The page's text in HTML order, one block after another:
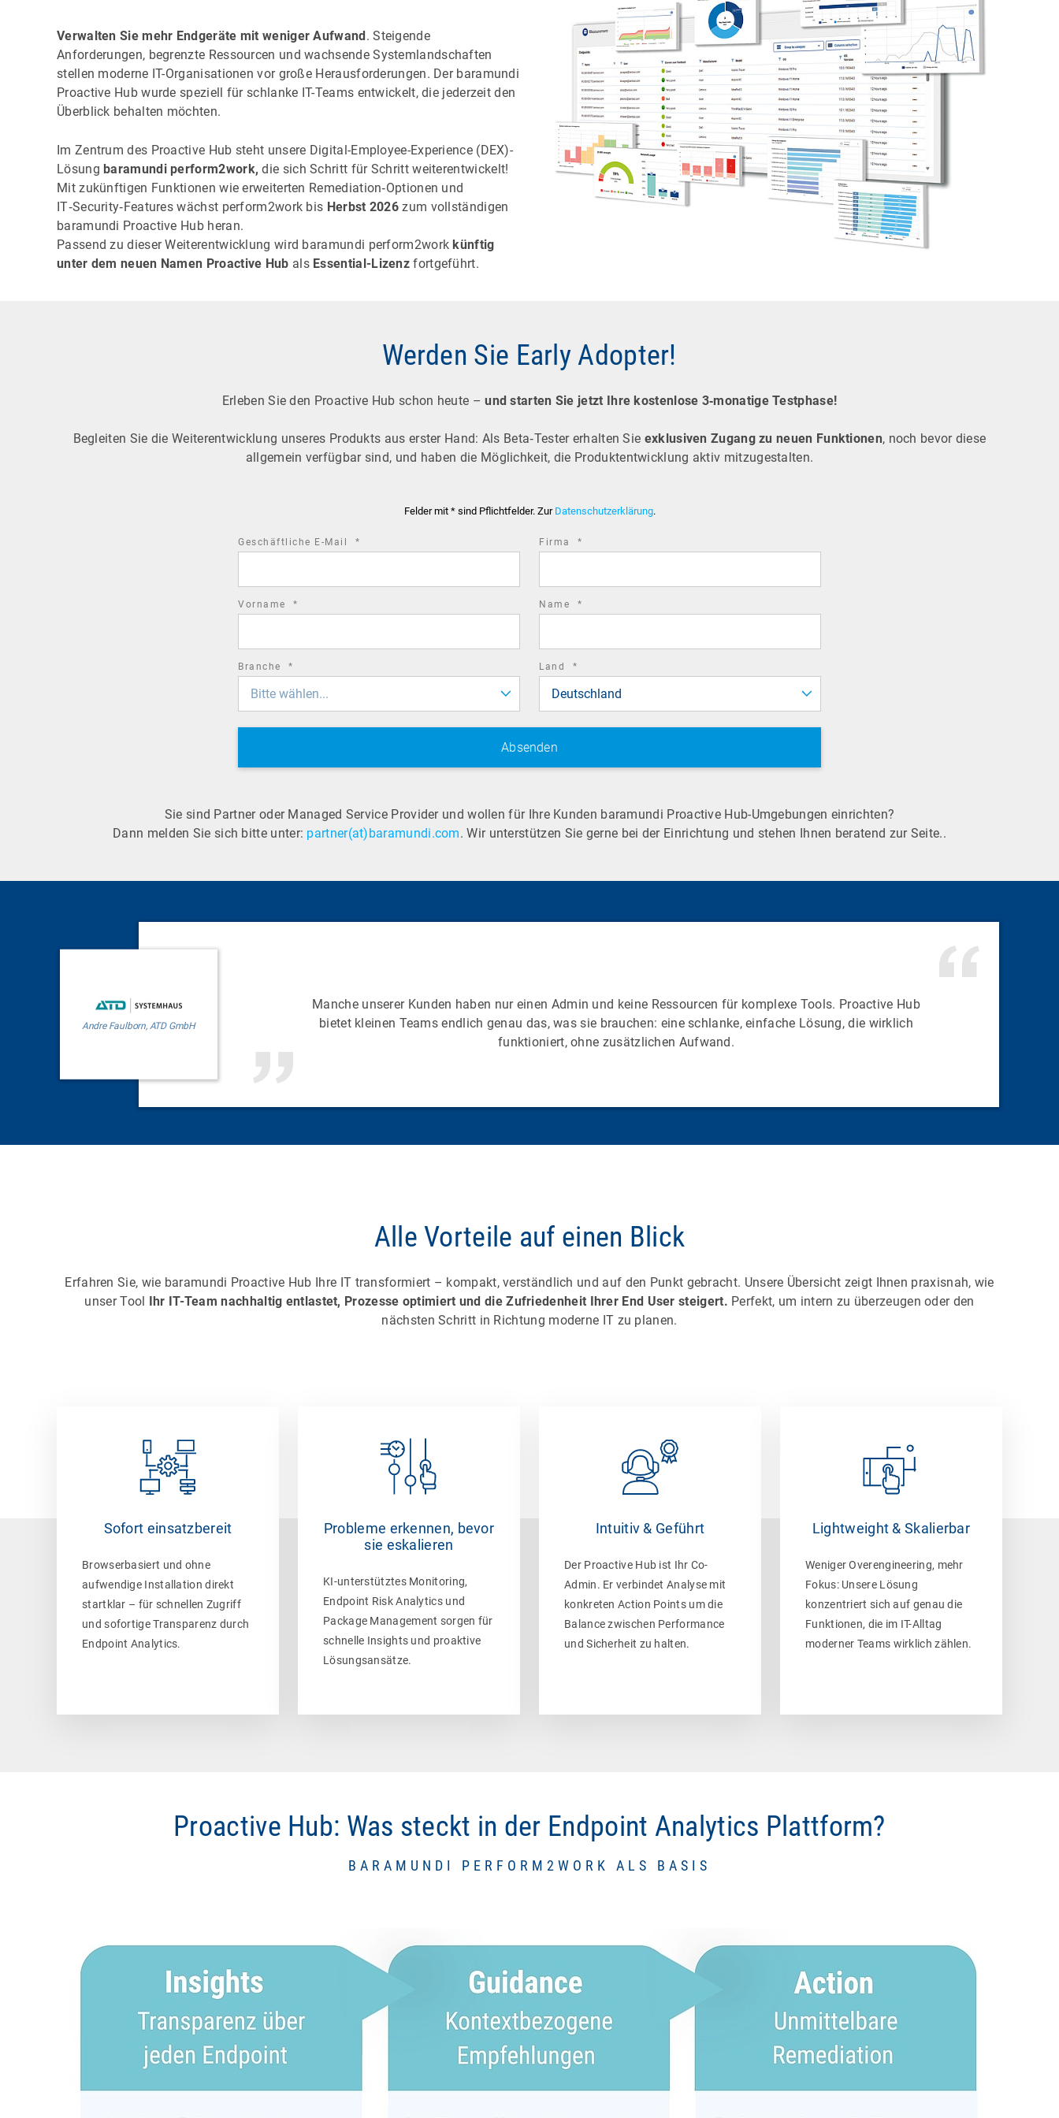
Verwalten Sie mehr Endgeräte mit weniger Aufwand. Steigende
Anforderungen, begrenzte Ressourcen und wachsende Systemlandschaften
stellen moderne IT-Organisationen vor große Herausforderungen. Der baramundi
Proactive Hub wurde speziell für schlanke IT-Teams entwickelt, die jederzeit den
Überblick behalten möchten.
Im Zentrum des Proactive Hub steht unsere Digital-Employee-Experience (DEX)-
Lösung baramundi perform2work, die sich Schritt für Schritt weiterentwickelt!
Mit zukünftigen Funktionen wie erweiterten Remediation‑Optionen und
IT‑Security‑Features wächst perform2work bis Herbst 2026 zum vollständigen
baramundi Proactive Hub heran.
Passend zu dieser Weiterentwicklung wird baramundi perform2work künftig
unter dem neuen Namen Proactive Hub als Essential-Lizenz fortgeführt.
Werden Sie Early Adopter!
Erleben Sie den Proactive Hub schon heute –und starten Sie jetzt Ihre kostenlose 3‑monatige Testphase!
Begleiten Sie die Weiterentwicklung unseres Produkts aus erster Hand: Als Beta‑Tester erhalten Sie exklusiven Zugang zu neuen Funktionen, noch bevor diese
allgemein verfügbar sind, und haben die Möglichkeit, die Produktentwicklung aktiv mitzugestalten.
Felder mit * sind Pflichtfelder. Zur Datenschutzerklärung.
Geschäftliche E-Mail * Firma *
Vorname * Name *
Branche *
Bitte wählen...
Land *
Deutschland
Sie sind Partner oder Managed Service Provider und wollen für Ihre Kunden baramundi Proactive Hub-Umgebungen einrichten?
Dann melden Sie sich bitte unter: partner(at)baramundi.com. Wir unterstützen Sie gerne bei der Einrichtung und stehen Ihnen beratend zur Seite..
Manche unserer Kunden haben nur einen Admin und keine Ressourcen für komplexe Tools. Proactive Hub
bietet kleinen Teams endlich genau das, was sie brauchen: eine schlanke, einfache Lösung, die wirklich
funktioniert, ohne zusätzlichen Aufwand.
Andre Faulborn, ATD GmbH
Alle Vorteile auf einen Blick
Erfahren Sie, wie baramundi Proactive Hub Ihre IT transformiert – kompakt, verständlich und auf den Punkt gebracht. Unsere Übersicht zeigt Ihnen praxisnah, wie
unser Tool Ihr IT-Team nachhaltig entlastet, Prozesse optimiert und die Zufriedenheit Ihrer End User steigert. Perfekt, um intern zu überzeugen oder den
nächsten Schritt in Richtung moderne IT zu planen.
Sofort einsatzbereit
Browserbasiert und ohne
aufwendige Installation direkt
startklar – für schnellen Zugriff
und sofortige Transparenz durch
Endpoint Analytics.
Probleme erkennen, bevor
sie eskalieren
KI-unterstütztes Monitoring,
Endpoint Risk Analytics und
Package Management sorgen für
schnelle Insights und proaktive
Lösungsansätze.
Intuitiv & Geführt
Der Proactive Hub ist Ihr Co-
Admin. Er verbindet Analyse mit
konkreten Action Points um die
Balance zwischen Performance
und Sicherheit zu halten.
Lightweight & Skalierbar
Weniger Overengineering, mehr
Fokus: Unsere Lösung
konzentriert sich auf genau die
Funktionen, die im IT-Alltag
moderner Teams wirklich zählen.
Proactive Hub: Was steckt in der Endpoint Analytics Plattform?
BARAMUNDI PERFORM2WORK ALS BASIS